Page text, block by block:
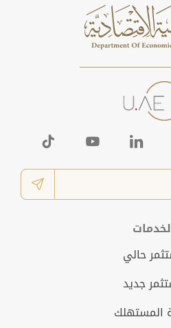
حالي
جديد
المستهلك